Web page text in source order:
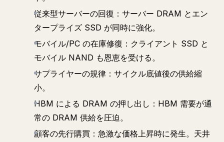
従来型サーバーの回復：サーバー DRAM とエン
タープライズ SSD が同時に強化。
モバイル/PC の在庫修復：クライアント SSD と
モバイル NAND も恩恵を受ける。
サプライヤーの規律：サイクル底値後の供給縮
小。
HBM による DRAM の押し出し：HBM 需要が通
常の DRAM 供給を圧迫。
顧客の先行購買：急激な価格上昇時に発生。天井